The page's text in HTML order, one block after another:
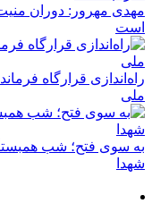
مهدی مهرور: دوران
است
راه‌اندازی قرارگاه
ملی
به سوی فتح؛ شب
شهدا